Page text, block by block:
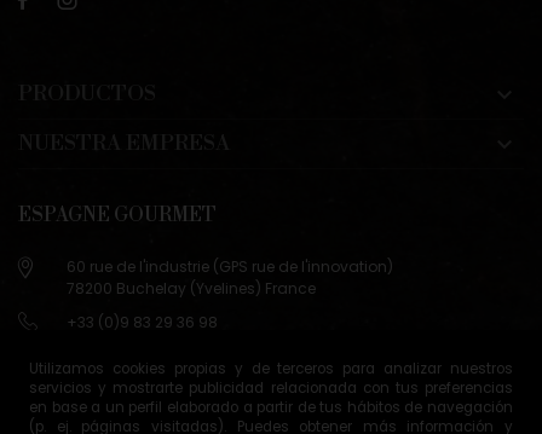
Utilizamos cookies propias y de terceros para analizar nuestros
servicios y mostrarte publicidad relacionada con tus preferencias
en base a un perfil elaborado a partir de tus hábitos de navegación
(p. ej. páginas visitadas). Puedes obtener más información y
ESPAGNE GOURMET
60 rue de l'industrie (GPS rue de l'innovation)
78200 Buchelay (Yvelines) France
+33 (0)9 83 29 36 98
78200 Buchelay (Yvelines) France
Contáctanos